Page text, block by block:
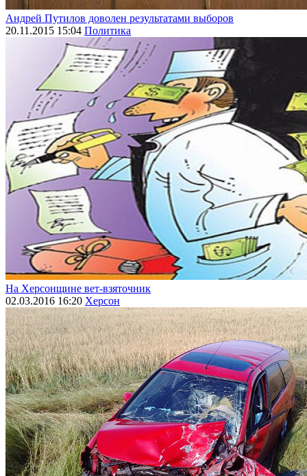
Андрей Путилов доволен результатами выборов
20.11.2015 15:04 Политика
На Херсонщине вет-взяточник
02.03.2016 16:20 Херсон